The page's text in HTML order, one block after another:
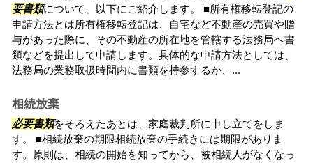
要書類について、以下にご紹介します。 ■所有権移転登記の
申請方法とは所有権移転登記は、自宅など不動産の売買や贈
与があった際に、その不動産の所在地を管轄する法務局へ書
類などを提出して申請します。具体的な申請方法としては、
法務局の業務取扱時間内に書類を持参するか、...
相続放棄
必要書類をそろえたあとは、家庭裁判所に申し立てをしま
す。 ■相続放棄の期限相続放棄の手続きには期限がありま
す。原則は、相続の開始を知ってから、被相続人がなくなっ